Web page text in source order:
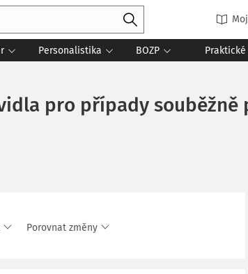
Personalistika BOZP
pro případy
Porovnat změny